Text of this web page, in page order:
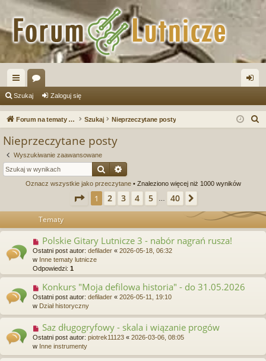
ię
ce
or
a og
Szukaj Zaloguj się
Forum na tematy budowy instrumentów Szukaj Nieprzeczytane posty
Nieprzeczytane posty
Wyszukiwanie zaawansowane
Szukaj
Oznacz wszystkie jako przeczytane• Znaleziono więcej niż 1000 wyników
Strona z 40
1 2 3 4 5 40
Tematy
N
o
w
y
p
o
s
t
Polskie Gitary Lutnicze 3 - nabór nagrań rusza!
Ostatni post autor: defilader « 2026-05-18, 06:32
w Inne tematy lutnicze
Odpowiedzi: 1
N
o
w
o
s
t
Konkurs "Moja defilowa historia" - do 31.05.2026
Ostatni post autor: defilader « 2026-05-11, 19:10
w Dział historyczny
N
o
w
Saz długogryfowy - skala i wiązanie progów
Ostatni post autor: piotrek11123 « 2026-03-06, 08:05
w Inne instrumenty